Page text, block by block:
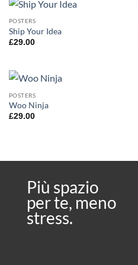
POSTERS
Ship Your Idea
£29.00
POSTERS
Woo Ninja
£29.00
Più spazio
per te, meno
stress.